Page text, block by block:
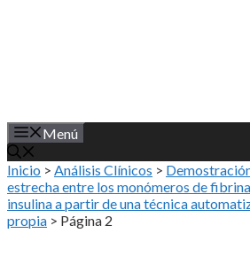
Menú
Inicio > Análisis Clínicos >
estrecha entre los monómeros de
insulina a partir de una técnica
propia > Página 2